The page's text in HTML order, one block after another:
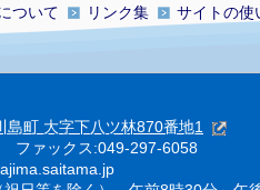
ついて リンク集 サイトの使
島町 大字下八ツ林870番地1
ファックス:049-297-6058